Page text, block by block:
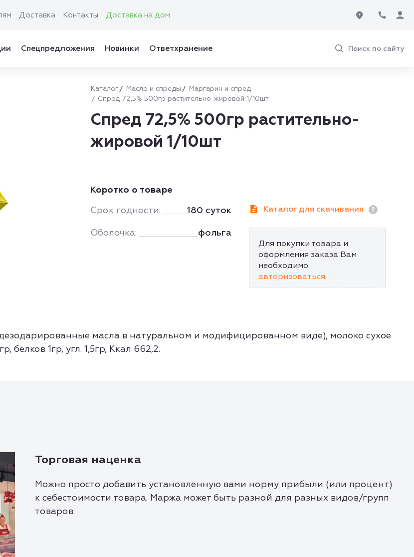
Доставка Контакты Доставка на дом
Спецпредложения Новинки Ответхранение Поиск по сайту
Каталог Масло и спреды
Маргарин и спред
Спред 72,5% 500гр растительно-жировой 1/10шт
Спред 72,5% 500гр растительно-
жировой 1/10шт
Коротко о товаре
Срок годности:
180 суток
Оболочка:
фольга
Каталог для скачивания
Для покупки товара и
оформления заказа Вам
необходимо
авторизоваться.
масла в натуральном и модифицированном виде), молоко сухое
белков 1гр, угл. 1,5гр, Ккал 662,2.
Торговая наценка
Можно просто добавить установленную вами норму прибыли (или процент)
к себестоимости товара. Маржа может быть разной для разных видов/групп
товаров.